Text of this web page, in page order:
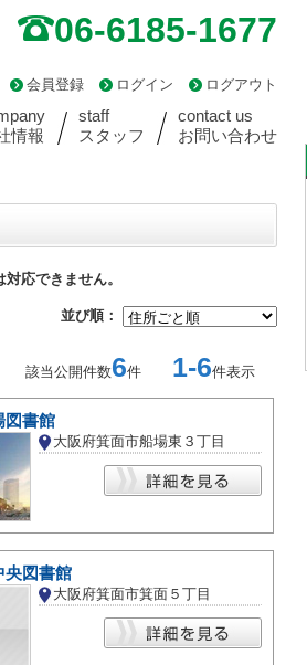
06-6185-1677
ログアウト
ログイン
会員登録
情報
staff
スタッフ
contact us
お問い合わせ
応できません。
並び順：
該当公開件数6件 1-6件表示
図書館
大阪府箕面市船場東３丁目
央図書館
大阪府箕面市箕面５丁目